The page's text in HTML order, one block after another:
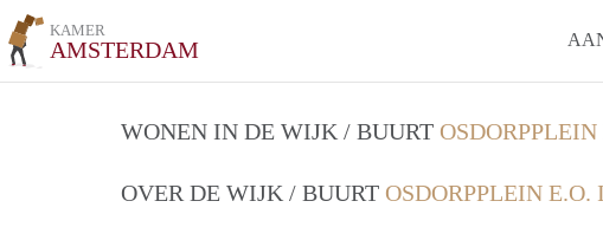
KAMER
AMSTERDAM
WONEN IN DE WIJK / BUURT
OVER DE WIJK / BUURT OSDORPPLEIN